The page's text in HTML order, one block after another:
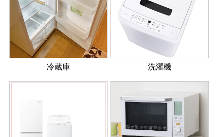
冷蔵庫 洗濯機